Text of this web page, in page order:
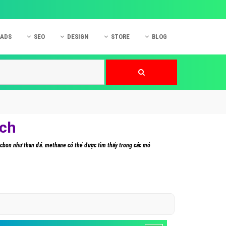
cáo Online
SEO DESIGN STORE BLOG
như than đá. methane có thể được tìm thấy trong các mỏ